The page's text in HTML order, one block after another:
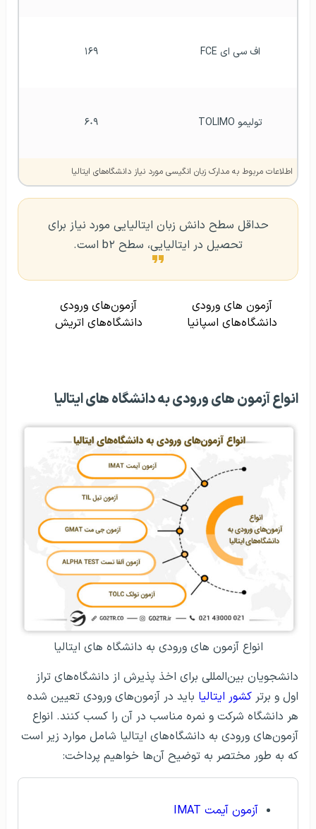
اف سی ای FCE ١۶٩
تولیمو TOLIMO ۶٠٩
اطلاعات مربوط به مدارک زبان انگیسی مورد نیاز دانشگاه‌های ایتالیا
حداقل سطح دانش زبان ایتالیایی مورد نیاز برای
تحصیل در ایتالیایی، سطح b٢ است.
آزمون های ورودی
دانشگاه‌های اسپانیا
آزمون‌های ورودی
دانشگاه‌های اتریش
انواع آزمون‌ های ورودی به دانشگاه‌ های ایتالیا
انواع آزمون‌ های ورودی به دانشگاه‌ های ایتالیا
دانشجویان بین‌المللی برای اخذ پذیرش از دانشگاه‌های تراز
اول و برتر کشور ایتالیا باید در آزمون‌های ورودی تعیین شده
هر دانشگاه شرکت و نمره مناسب در آن را کسب کنند. انواع
آزمون‌های ورودی به دانشگاه‌های ایتالیا شامل موارد زیر است
که به طور مختصر به توضیح آن‌ها خواهیم پرداخت:
آزمون آیمت IMAT